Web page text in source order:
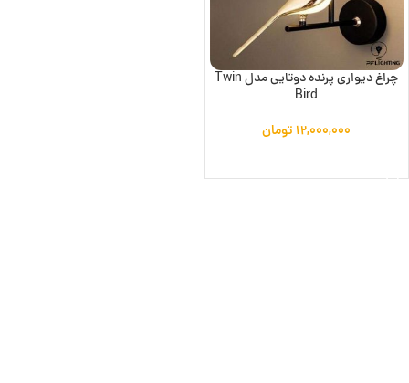
چراغ دیواری پرنده دوتایی مدل Twin
Bird
۱۲,۰۰۰,۰۰۰ تومان